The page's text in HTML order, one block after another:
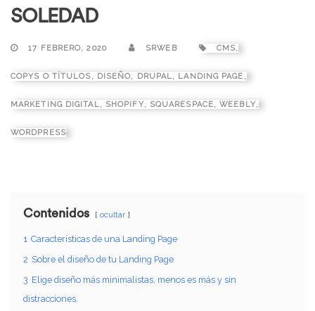
SOLEDAD
17 FEBRERO, 2020 SRWEB CMS,
COPYS O TÍTULOS, DISEÑO, DRUPAL, LANDING PAGE ,
MARKETING DIGITAL, SHOPIFY, SQUARESPACE,WEEBLY,
WORDPRESS
Contenidos ocultar
1 Características de una Landing Page
2 Sobre el diseño de tu Landing Page
3 Elige diseño más minimalistas, menos es más y sin
distracciones.